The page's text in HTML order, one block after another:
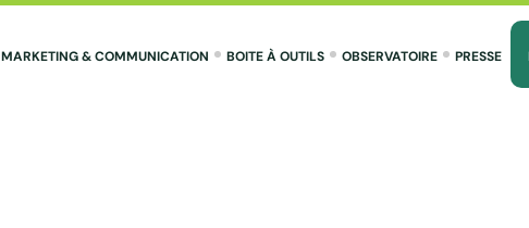
MARKETING & COMMUNICATION BOITE À OUTILS OBSERVATOIRE PRESSE